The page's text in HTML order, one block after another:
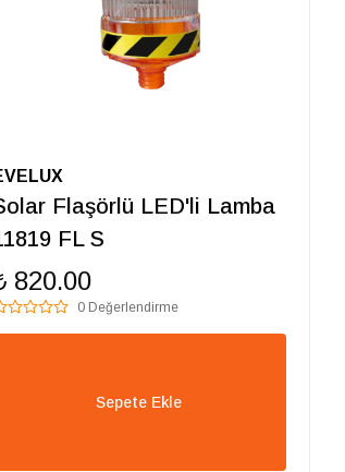
Flaşörlü LED'li Lamba
FL S
820.00
0 Değerlendirme
Sepete Ekle